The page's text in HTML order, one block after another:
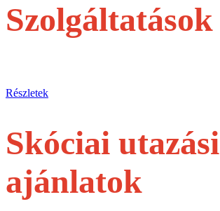
Szolgáltatások
Részletek
Skóciai utazási
ajánlatok